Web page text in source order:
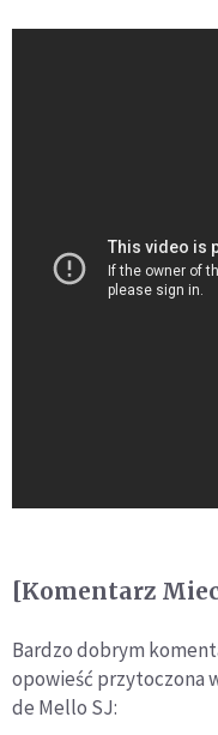
[Komentarz
Bardzo dobrym
opowieść przytoczona
de Mello SJ: